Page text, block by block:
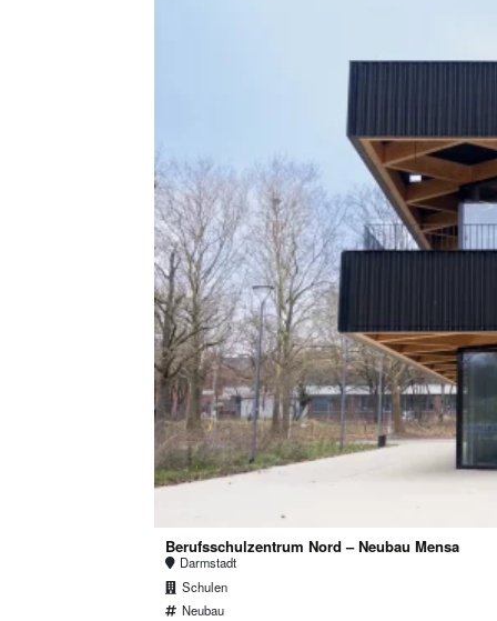
Berufsschulzentrum Nord – Neubau Mensa
Darmstadt
Schulen
Neubau